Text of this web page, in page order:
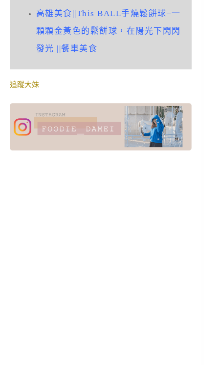
高雄美食||This BALL手燒鬆餅球–一
顆顆金黃色的鬆餅球，在陽光下閃閃
發光 ||餐車美食
追蹤大妹